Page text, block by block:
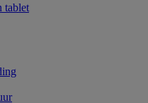
tablet